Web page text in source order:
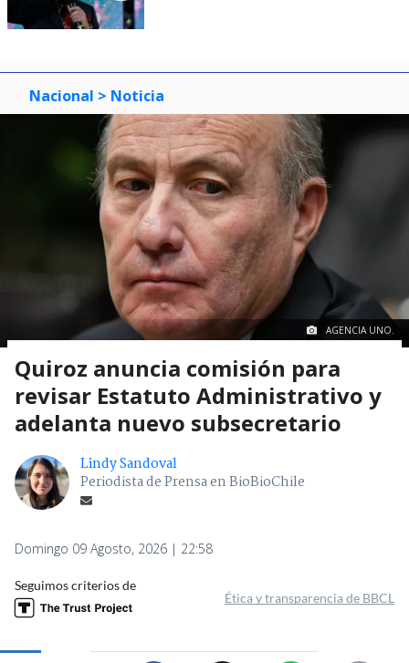
Nacional > Noticia
AGENCIA UNO.
Quiroz anuncia comisión para
revisar Estatuto Administrativo y
adelanta nuevo subsecretario
Lindy Sandoval
Periodista de Prensa en BioBioChile
Domingo 09 Agosto, 2026 | 22:58
Seguimos criterios de
Ética y transparencia de BBCL